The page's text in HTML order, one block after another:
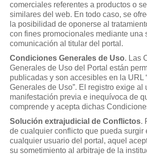
comerciales referentes a productos o
similares del web. En todo caso, se
la posibilidad de oponerse al
con fines promocionales mediante una
comunicación al titular del portal.
Condiciones Generales de Uso. Las
Generales de Uso del Portal están
publicadas y son accesibles en la URL
Generales de Uso”. El registro exige al
manifestación previa e inequívoca de
comprende y acepta dichas
Solución extrajudicial de Conflictos.
de cualquier conflicto que pueda surgir
cualquier usuario del portal, aquel
su sometimiento al arbitraje de la